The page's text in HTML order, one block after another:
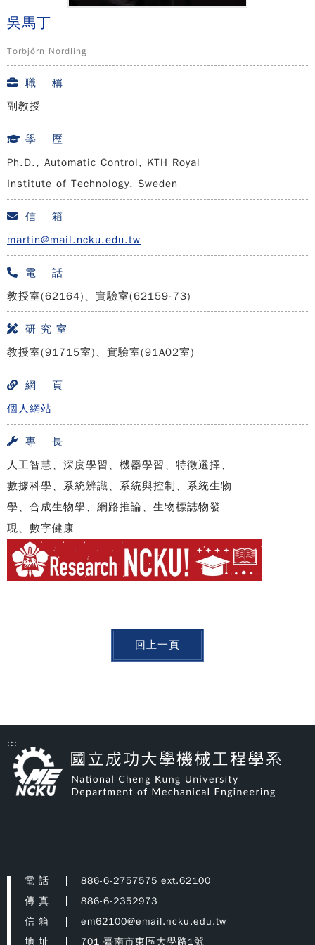
吳馬丁
Torbjörn Nordling
職 稱
副教授
學 歷
Ph.D., Automatic Control, KTH Royal
Institute of Technology, Sweden
信 箱
martin@mail.ncku.edu.tw
電 話
教授室(62164)、實驗室(62159-73)
研 究 室
教授室(91715室)、實驗室(91A02室)
網 頁
個人網站
專 長
人工智慧、深度學習、機器學習、特徵選擇、
數據科學、系統辨識、系統與控制、系統生物
學、合成生物學、網路推論、生物標誌物發
現、數字健康
回上一頁
:::
電 話
886-6-2757575 ext.62100
傳 真
886-6-2352973
信 箱
em62100@email.ncku.edu.tw
地 址
701 臺南市東區大學路1號